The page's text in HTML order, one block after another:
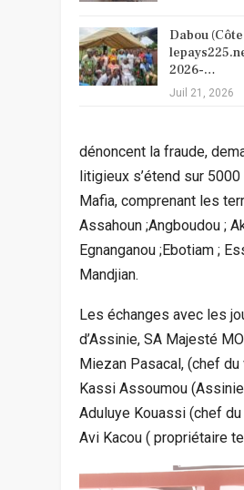
Dabou
2026-…
Juil 21, 2026
dénoncent la fraude,
litigieux s’étend sur
Mafia, comprenant les
Assahoun ;Angboudou ;
Egnanganou ;Ebotiam ;
Mandjian.
Les échanges avec les
d’Assinie, SA Majesté
Miezan Pasacal, (chef
Kassi Assoumou
Aduluye Kouassi (chef
Avi Kacou ( propriétaire